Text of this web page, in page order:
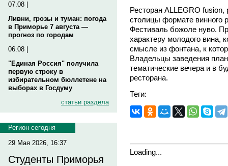
07.08 |
Ливни, грозы и туман: погода
в Приморье 7 августа —
прогноз по городам
06.08 |
"Единая Россия" получила
первую строку в
избирательном бюллетене на
выборах в Госдуму
статьи раздела
Регион сегодня
29 Мая 2026, 16:37
Студенты Приморья
Ресторан ALLEGRO
столицы формате винного
Фестиваль божоле нуво.
характеру молодого вина,
смысле из фонтана, к
Владельцы заведения
тематические вечера и в
ресторана.
Теги:
Loading...